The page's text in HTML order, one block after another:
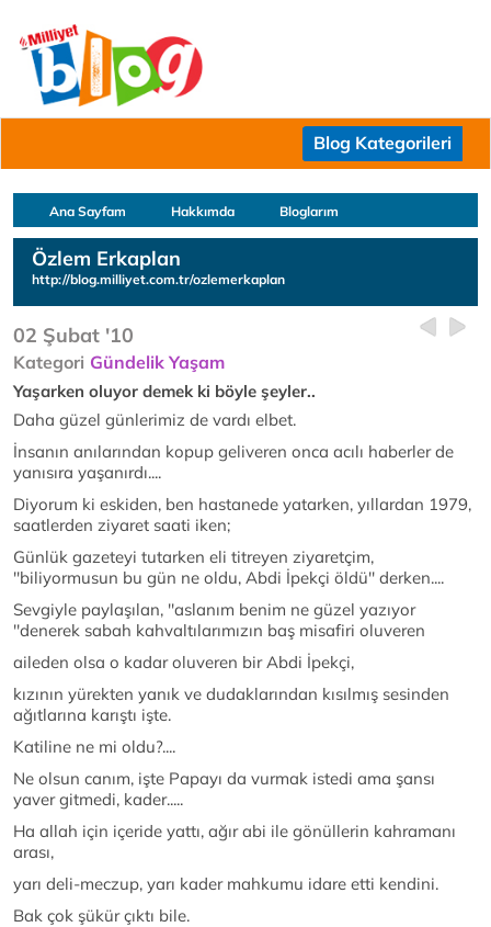
Blog Kategorileri
Ana Sayfam Hakkımda Bloglarım
Özlem Erkaplan
http://blog.milliyet.com.tr/ozlemerkaplan
02 Şubat '10
Kategori Gündelik Yaşam
Yaşarken oluyor demek ki böyle şeyler..
Daha güzel günlerimiz de vardı elbet.
İnsanın anılarından kopup geliveren onca acılı haberler de
yanısıra yaşanırdı....
Diyorum ki eskiden, ben hastanede yatarken, yıllardan 1979,
saatlerden ziyaret saati iken;
Günlük gazeteyi tutarken eli titreyen ziyaretçim,
''biliyormusun bu gün ne oldu, Abdi İpekçi öldü'' derken....
Sevgiyle paylaşılan, ''aslanım benim ne güzel yazıyor
''denerek sabah kahvaltılarımızın baş misafiri oluveren
aileden olsa o kadar oluveren bir Abdi İpekçi,
kızının yürekten yanık ve dudaklarından kısılmış sesinden
ağıtlarına karıştı işte.
Katiline ne mi oldu?....
Ne olsun canım, işte Papayı da vurmak istedi ama şansı
yaver gitmedi, kader.....
Ha allah için içeride yattı, ağır abi ile gönüllerin kahramanı
arası,
yarı deli-meczup, yarı kader mahkumu idare etti kendini.
Bak çok şükür çıktı bile.